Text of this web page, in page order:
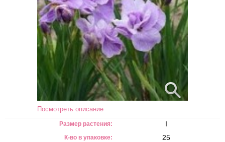
Посмотреть описание
Размер растения:
К-во в упаковке:
I
25